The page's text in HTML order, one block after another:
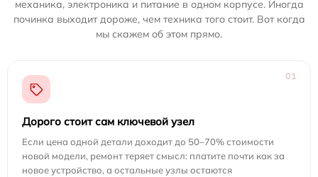
механика, электроника и питание в одном корпусе. Иногда
починка выходит дороже, чем техника того стоит. Вот когда
мы скажем об этом прямо.
01
Дорого стоит сам ключевой узел
Если цена одной детали доходит до 50–70% стоимости
новой модели, ремонт теряет смысл: платите почти как за
новое устройство, а остальные узлы остаются